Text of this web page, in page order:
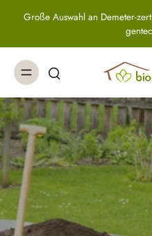
Große Auswahl an Demeter-